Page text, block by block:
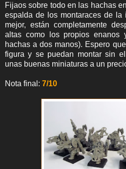
Fijaos sobre todo en las hachas
espalda de los montaraces de la
mejor, están completamente
altas como los propios enanos
hachas a dos manos). Espero
figura y se puedan montar sin
unas buenas miniaturas a un
Nota final: 7/10